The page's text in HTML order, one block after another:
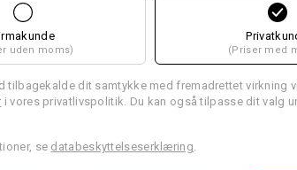
Vaskes i hånden
Må ikke tørretumbles
Må ikke renses
uden moms) (Priser med
tilbagekalde dit samtykke med fremadrettet virkning
i vores privatlivspolitik. Du kan også tilpasse dit valg
se databeskyttelseserklæring.